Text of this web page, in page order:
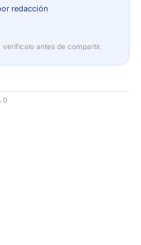
redacción
antes de compartir.